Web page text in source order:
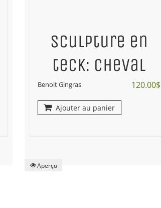
Sculpture en
teck: cheval
Benoit Gingras 120.00$
Ajouter au panier
Aperçu